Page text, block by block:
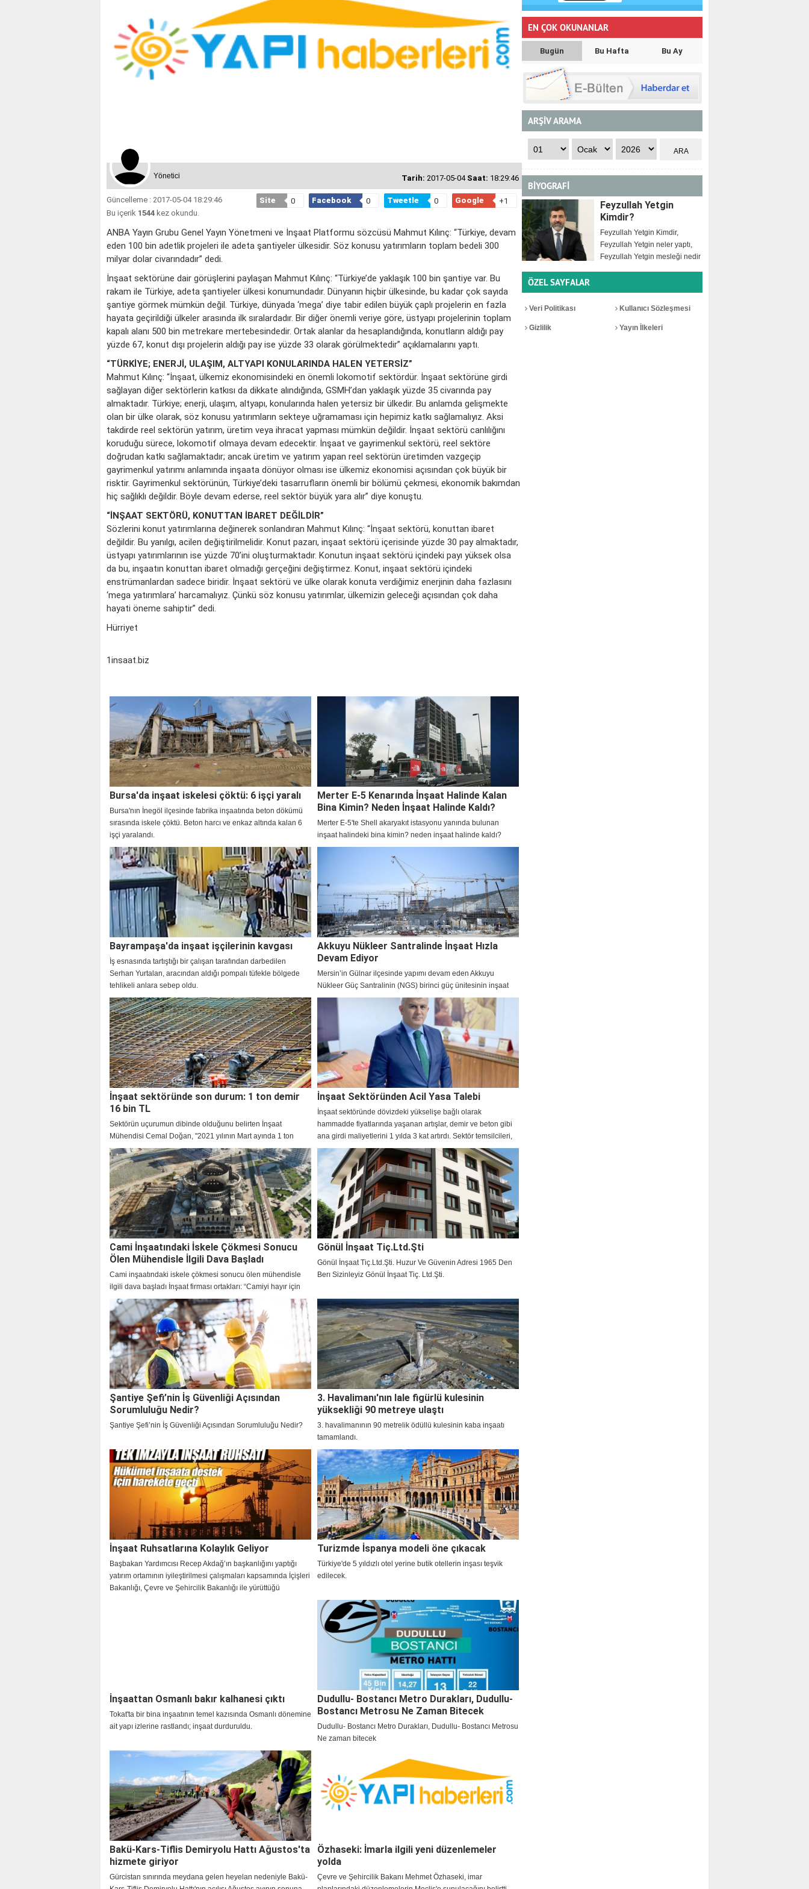
Yönetici Tarih: 2017-05-04 Saat: 18:29:46
Güncelleme : 2017-05-04 18:29:46
Bu içerik 1544 kez okundu.
Site 0 Facebook 0 Tweetle 0 Google +1
ANBA Yayın Grubu Genel Yayın Yönetmeni ve İnşaat Platformu sözcüsü Mahmut Kılınç: “Türkiye, devam
eden 100 bin adetlik projeleri ile adeta şantiyeler ülkesidir. Söz konusu yatırımların toplam bedeli 300
milyar dolar civarındadır” dedi.
İnşaat sektörüne dair görüşlerini paylaşan Mahmut Kılınç: “Türkiye’de yaklaşık 100 bin şantiye var. Bu
rakam ile Türkiye, adeta şantiyeler ülkesi konumundadır. Dünyanın hiçbir ülkesinde, bu kadar çok sayıda
şantiye görmek mümkün değil. Türkiye, dünyada ‘mega’ diye tabir edilen büyük çaplı projelerin en fazla
hayata geçirildiği ülkeler arasında ilk sıralardadır. Bir diğer önemli veriye göre, üstyapı projelerinin toplam
kapalı alanı 500 bin metrekare mertebesindedir. Ortak alanlar da hesaplandığında, konutların aldığı pay
yüzde 67, konut dışı projelerin aldığı pay ise yüzde 33 olarak görülmektedir” açıklamalarını yaptı.
“TÜRKİYE; ENERJİ, ULAŞIM, ALTYAPI KONULARINDA HALEN YETERSİZ”
Mahmut Kılınç: “İnşaat, ülkemiz ekonomisindeki en önemli lokomotif sektördür. İnşaat sektörüne girdi
sağlayan diğer sektörlerin katkısı da dikkate alındığında, GSMH’dan yaklaşık yüzde 35 civarında pay
almaktadır. Türkiye; enerji, ulaşım, altyapı, konularında halen yetersiz bir ülkedir. Bu anlamda gelişmekte
olan bir ülke olarak, söz konusu yatırımların sekteye uğramaması için hepimiz katkı sağlamalıyız. Aksi
takdirde reel sektörün yatırım, üretim veya ihracat yapması mümkün değildir. İnşaat sektörü canlılığını
koruduğu sürece, lokomotif olmaya devam edecektir. İnşaat ve gayrimenkul sektörü, reel sektöre
doğrudan katkı sağlamaktadır; ancak üretim ve yatırım yapan reel sektörün üretimden vazgeçip
gayrimenkul yatırımı anlamında inşaata dönüyor olması ise ülkemiz ekonomisi açısından çok büyük bir
risktir. Gayrimenkul sektörünün, Türkiye’deki tasarrufların önemli bir bölümü çekmesi, ekonomik bakımdan
hiç sağlıklı değildir. Böyle devam ederse, reel sektör büyük yara alır” diye konuştu.
“İNŞAAT SEKTÖRÜ, KONUTTAN İBARET DEĞİLDİR”
Sözlerini konut yatırımlarına değinerek sonlandıran Mahmut Kılınç: “İnşaat sektörü, konuttan ibaret
değildir. Bu yanılgı, acilen değiştirilmelidir. Konut pazarı, inşaat sektörü içerisinde yüzde 30 pay almaktadır,
üstyapı yatırımlarının ise yüzde 70’ini oluşturmaktadır. Konutun inşaat sektörü içindeki payı yüksek olsa
da bu, inşaatın konuttan ibaret olmadığı gerçeğini değiştirmez. Konut, inşaat sektörü içindeki
enstrümanlardan sadece biridir. İnşaat sektörü ve ülke olarak konuta verdiğimiz enerjinin daha fazlasını
‘mega yatırımlara’ harcamalıyız. Çünkü söz konusu yatırımlar, ülkemizin geleceği açısından çok daha
hayati öneme sahiptir” dedi.
Hürriyet
1insaat.biz
Bursa'da inşaat iskelesi çöktü: 6 işçi yaralı
Bursa'nın İnegöl ilçesinde fabrika inşaatında beton dökümü
sırasında iskele çöktü. Beton harcı ve enkaz altında kalan 6
işçi yaralandı.
Merter E-5 Kenarında İnşaat Halinde Kalan
Bina Kimin? Neden İnşaat Halinde Kaldı?
Merter E-5'te Shell akaryakıt istasyonu yanında bulunan
inşaat halindeki bina kimin? neden inşaat halinde kaldı?
Bayrampaşa'da inşaat işçilerinin kavgası
İş esnasında tartıştığı bir çalışan tarafından darbedilen
Serhan Yurtalan, aracından aldığı pompalı tüfekle bölgede
tehlikeli anlara sebep oldu.
Akkuyu Nükleer Santralinde İnşaat Hızla
Devam Ediyor
Mersin’in Gülnar ilçesinde yapımı devam eden Akkuyu
Nükleer Güç Santralinin (NGS) birinci güç ünitesinin inşaat
sahasında su tahliye sisteminin oluşturulmasına yönelik bir
aşama daha tamamlandı.
İnşaat sektöründe son durum: 1 ton demir
16 bin TL
Sektörün uçurumun dibinde olduğunu belirten İnşaat
Mühendisi Cemal Doğan, "2021 yılının Mart ayında 1 ton
demir 6 bin TL civarındayken, bu rakam 2 kattan fazla artarak
16 bin TL seviyesine çıktı" dedi.
İnşaat Sektöründen Acil Yasa Talebi
İnşaat sektöründe dövizdeki yükselişe bağlı olarak
hammadde fiyatlarında yaşanan artışlar, demir ve beton gibi
ana girdi maliyetlerini 1 yılda 3 kat artırdı. Sektör temsilcileri,
alt yüklenicilerinin teminat mektuplarının yakılmasının önüne
geçmesine yönelik acil eylem çağrısında bulundu.
Cami İnşaatındaki İskele Çökmesi Sonucu
Ölen Mühendisle İlgili Dava Başladı
Cami inşaatındaki iskele çökmesi sonucu ölen mühendisle
ilgili dava başladı İnşaat firması ortakları: “Camiyi hayır için
yapıyorduk” Mahkeme mühendisin ölümüyle ilgili imar
müdürlerini dinleyecek
Gönül İnşaat Tiç.Ltd.Şti
Gönül İnşaat Tiç.Ltd.Şti. Huzur Ve Güvenin Adresi 1965 Den
Berı Sizinleyiz Gönül İnşaat Tiç. Ltd.Şti.
Şantiye Şefi’nin İş Güvenliği Açısından
Sorumluluğu Nedir?
Şantiye Şefi’nin İş Güvenliği Açısından Sorumluluğu Nedir?
3. Havalimanı'nın lale figürlü kulesinin
yüksekliği 90 metreye ulaştı
3. havalimanının 90 metrelik ödüllü kulesinin kaba inşaatı
tamamlandı.
İnşaat Ruhsatlarına Kolaylık Geliyor
Başbakan Yardımcısı Recep Akdağ’ın başkanlığını yaptığı
yatırım ortamının iyileştirilmesi çalışmaları kapsamında İçişleri
Bakanlığı, Çevre ve Şehircilik Bakanlığı ile yürüttüğü
Turizmde İspanya modeli öne çıkacak
Türkiye'de 5 yıldızlı otel yerine butik otellerin inşası teşvik
edilecek.
İnşaattan Osmanlı bakır kalhanesi çıktı
Tokat'ta bir bina inşaatının temel kazısında Osmanlı dönemine
ait yapı izlerine rastlandı; inşaat durduruldu.
Dudullu- Bostancı Metro Durakları, Dudullu-
Bostancı Metrosu Ne Zaman Bitecek
Dudullu- Bostancı Metro Durakları, Dudullu- Bostancı Metrosu
Ne zaman bitecek
Bakü-Kars-Tiflis Demiryolu Hattı Ağustos'ta
hizmete giriyor
Gürcistan sınırında meydana gelen heyelan nedeniyle Bakü-
Özhaseki: İmarla ilgili yeni düzenlemeler
yolda
Çevre ve Şehircilik Bakanı Mehmet Özhaseki, imar
EN ÇOK OKUNANLAR
Bugün Bu Hafta Bu Ay
ARŞİV ARAMA
BİYOGRAFİ
Feyzullah Yetgin
Kimdir?
Feyzullah Yetgin Kimdir,
Feyzullah Yetgin neler yaptı,
Feyzullah Yetgin mesleği nedir
ÖZEL SAYFALAR
Veri Politikası Kullanıcı Sözleşmesi
Gizlilik Yayın İlkeleri